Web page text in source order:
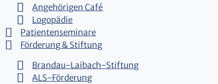
Angehörigen Café
Logopädie
Patientenseminare
Förderung & Stiftung
Brandau-Laibach-Stiftung
ALS-Förderung